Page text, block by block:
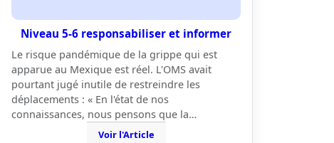
Niveau 5-6 responsabiliser et informer
Le risque pandémique de la grippe qui est
apparue au Mexique est réel. L'OMS avait
pourtant jugé inutile de restreindre les
déplacements : « En l'état de nos
connaissances, nous pensons que la…
Voir l'Article